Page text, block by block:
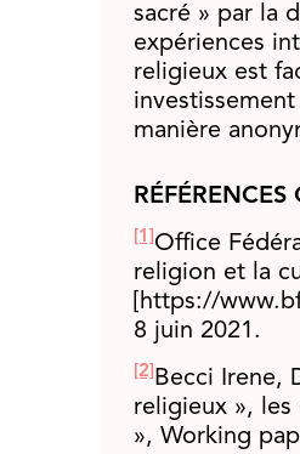
sacré » par la
expériences
religieux est
manière
RÉFÉRENCES
[1] Office
religion et la
[https://
8 juin 2021.
[2] Becci Irene,
religieux », les
», Working